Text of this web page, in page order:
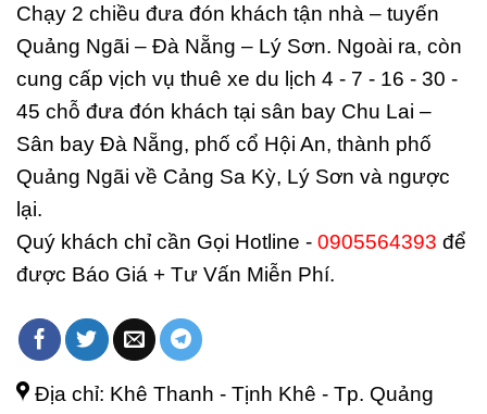
Chạy 2 chiều đưa đón khách tận nhà – tuyến
Quảng Ngãi – Đà Nẵng – Lý Sơn. Ngoài ra, còn
cung cấp vịch vụ thuê xe du lịch 4 - 7 - 16 - 30 -
45 chỗ đưa đón khách tại sân bay Chu Lai –
Sân bay Đà Nẵng, phố cổ Hội An, thành phố
Quảng Ngãi về Cảng Sa Kỳ, Lý Sơn và ngược
lại.
Quý khách chỉ cần Gọi Hotline - 0905564393 để
được Báo Giá + Tư Vấn Miễn Phí.
Địa chỉ: Khê Thanh - Tịnh Khê - Tp. Quảng